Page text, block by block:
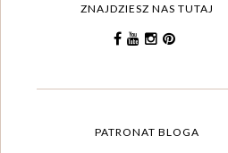
ZNAJDZIESZ NAS TUTAJ
PATRONAT BLOGA